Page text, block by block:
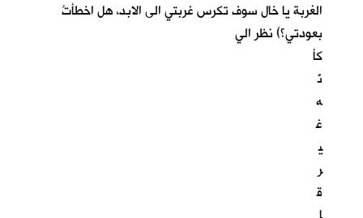
الغربة يا خال سوف تكرس غربتي الى الابد، هل اخطأتُ
بعودتي؟) نظر الي
كأ
نّ
ه
غ
ي
ر
ق